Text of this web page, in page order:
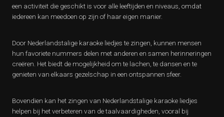
een activiteit die geschikt is voor alle leeftijden en niveaus, omdat
iedereen kan meedoen op zijn of haar eigen manier.
Door Nederlandstalige karaoke liedjes te zingen, kunnen mensen
hun favoriete nummers delen met anderen en samen herinneringen
creëren. Het biedt de mogelijkheid om te lachen, te dansen en te
genieten van elkaars gezelschap in een ontspannen sfeer.
Bovendien kan het zingen van Nederlandstalige karaoke liedjes
helpen bij het verbeteren van de taalvaardigheden, vooral bij